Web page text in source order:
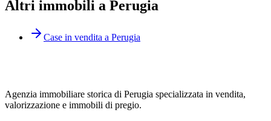
Altri immobili a Perugia
Case in vendita a Perugia
Agenzia immobiliare storica di Perugia specializzata in vendita,
valorizzazione e immobili di pregio.